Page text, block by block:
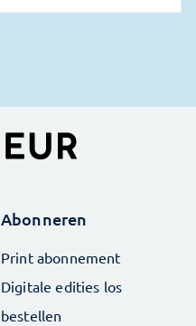
Abonneren
Print abonnement
Digitale edities los
bestellen